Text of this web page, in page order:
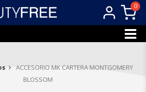
0
ACCESORIO MK CARTERA MONTGOMERY
BLOSSOM